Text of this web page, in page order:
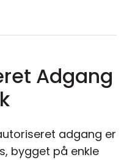
Adgang
adgang er
bygget på enkle